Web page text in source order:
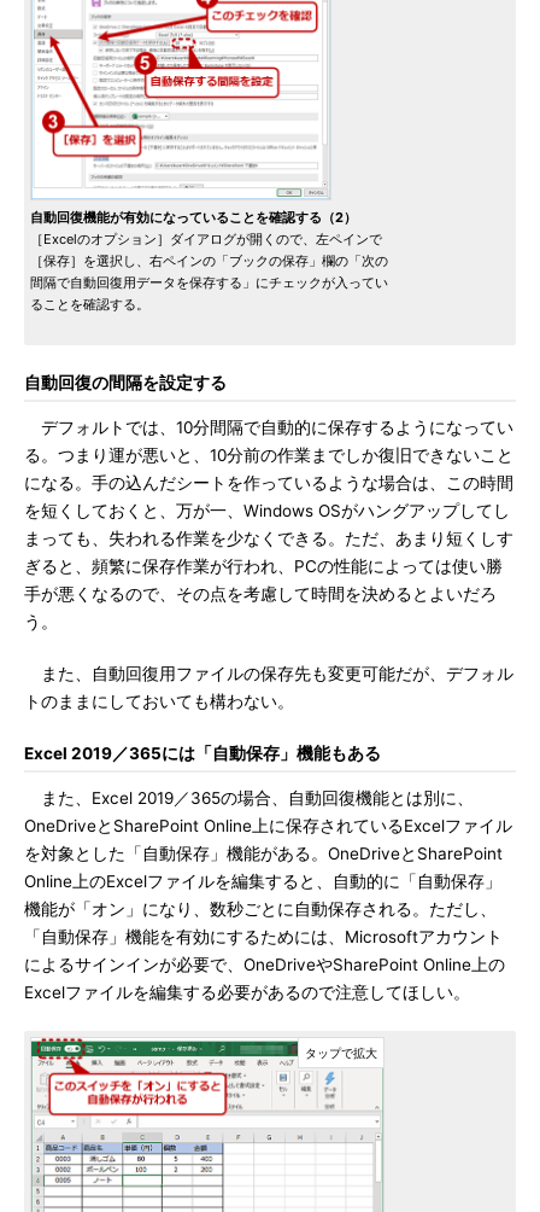
自動回復機能が有効になっていることを確認する（2）
［Excelのオプション］ダイアログが開くので、左ペインで
［保存］を選択し、右ペインの「ブックの保存」欄の「次の
間隔で自動回復用データを保存する」にチェックが入ってい
ることを確認する。
自動回復の間隔を設定する
デフォルトでは、10分間隔で自動的に保存するようになってい
る。つまり運が悪いと、10分前の作業までしか復旧できないこと
になる。手の込んだシートを作っているような場合は、この時間
を短くしておくと、万が一、Windows OSがハングアップしてし
まっても、失われる作業を少なくできる。ただ、あまり短くしす
ぎると、頻繁に保存作業が行われ、PCの性能によっては使い勝
手が悪くなるので、その点を考慮して時間を決めるとよいだろ
う。
また、自動回復用ファイルの保存先も変更可能だが、デフォル
トのままにしておいても構わない。
Excel 2019／365には「自動保存」機能もある
また、Excel 2019／365の場合、自動回復機能とは別に、
OneDriveとSharePoint Online上に保存されているExcelファイル
を対象とした「自動保存」機能がある。OneDriveとSharePoint
Online上のExcelファイルを編集すると、自動的に「自動保存」
機能が「オン」になり、数秒ごとに自動保存される。ただし、
「自動保存」機能を有効にするためには、Microsoftアカウント
によるサインインが必要で、OneDriveやSharePoint Online上の
Excelファイルを編集する必要があるので注意してほしい。